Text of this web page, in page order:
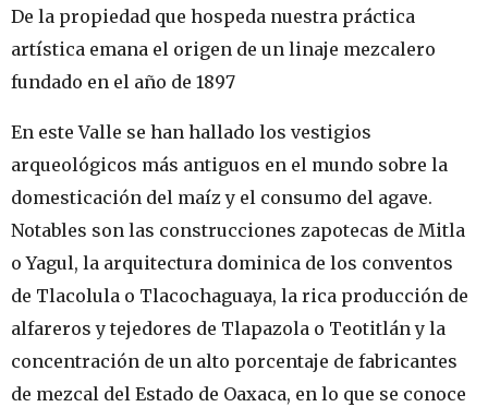
De la propiedad que hospeda nuestra práctica
artística emana el origen de un linaje mezcalero
fundado en el año de 1897
En este Valle se han hallado los vestigios
arqueológicos más antiguos en el mundo sobre la
domesticación del maíz y el consumo del agave.
Notables son las construcciones zapotecas de Mitla
o Yagul, la arquitectura dominica de los conventos
de Tlacolula o Tlacochaguaya, la rica producción de
alfareros y tejedores de Tlapazola o Teotitlán y la
concentración de un alto porcentaje de fabricantes
de mezcal del Estado de Oaxaca, en lo que se conoce